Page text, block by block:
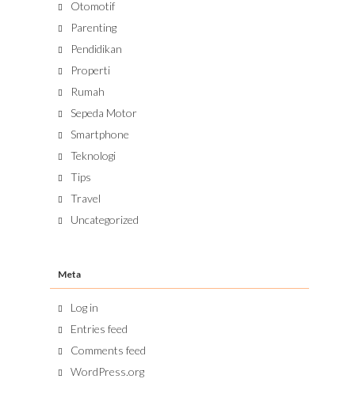
Otomotif
Parenting
Pendidikan
Properti
Rumah
Sepeda Motor
Smartphone
Teknologi
Tips
Travel
Uncategorized
Meta
Log in
Entries feed
Comments feed
WordPress.org